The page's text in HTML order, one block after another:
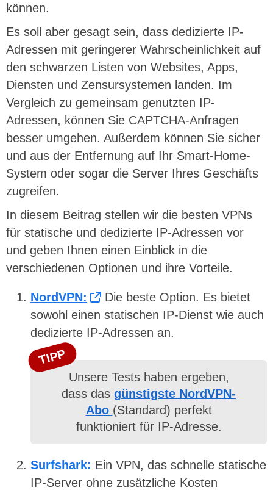
können.
Es soll aber gesagt sein, dass dedizierte IP-
Adressen mit geringerer Wahrscheinlichkeit auf
den schwarzen Listen von Websites, Apps,
Diensten und Zensursystemen landen. Im
Vergleich zu gemeinsam genutzten IP-
Adressen, können Sie CAPTCHA-Anfragen
besser umgehen. Außerdem können Sie sicher
und aus der Entfernung auf Ihr Smart-Home-
System oder sogar die Server Ihres Geschäfts
zugreifen.
In diesem Beitrag stellen wir die besten VPNs
für statische und dedizierte IP-Adressen vor
und geben Ihnen einen Einblick in die
verschiedenen Optionen und ihre Vorteile.
NordVPN:
Die beste Option. Es bietet
sowohl einen statischen IP-Dienst wie auch
dedizierte IP-Adressen an.
TIPP
Unsere Tests haben ergeben,
dass das günstigste NordVPN-
Abo (Standard) perfekt
funktioniert für IP-Adresse.
Surfshark: Ein VPN, das schnelle statische
IP-Server ohne zusätzliche Kosten